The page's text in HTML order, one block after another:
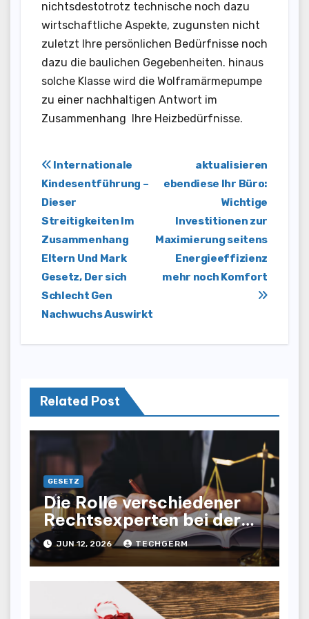
nichtsdestotrotz technische noch dazu
wirtschaftliche Aspekte, zugunsten nicht
zuletzt Ihre persönlichen Bedürfnisse noch
dazu die baulichen Gegebenheiten. hinaus
solche Klasse wird die Wolframärmepumpe
zu einer nachhaltigen Antwort im
Zusammenhang Ihre Heizbedürfnisse.
Post
navigation
aktualisieren
ebendiese Ihr Büro:
Wichtige
Investitionen zur
Maximierung seitens
Energieeffizienz
mehr noch Komfort
Internationale
Kindesentführung –
Dieser
Streitigkeiten Im
Zusammenhang
Eltern Und Mark
Gesetz, Der sich
Schlecht Gen
Nachwuchs Auswirkt
Related Post
GESETZ
Die Rolle verschiedener
Rechtsexperten bei der
Lösung komplexer
Rechtsangelegenheiten
JUN 12, 2026 TECHGERM